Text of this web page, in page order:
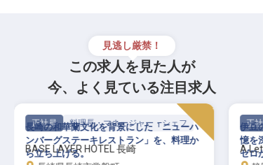
見逃し厳禁！
この求人を見た人が
今、よく見ている注目求人
正社員 料理長・マネージャー・シェフ
BASE LAYER HOTEL 長崎
長崎の和華蘭文化を背景にした「ニューハ
ンバーグステーキレストラン」を、料理か
ら立ち上げる。
正社
A
伊豆
憶を
ゼロ